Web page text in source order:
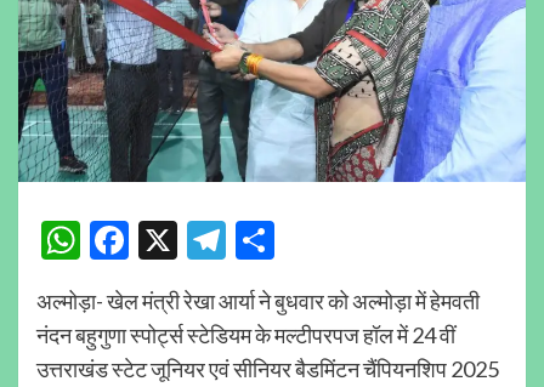
WhatsApp
Facebook
X Telegram
अल्मोड़ा- खेल मंत्री रेखा आर्या ने बुधवार को अल्मोड़ा में हेमवती
नंदन बहुगुणा स्पोर्ट्स स्टेडियम के मल्टीपरपज हॉल में 24 वीं
उत्तराखंड स्टेट जूनियर एवं सीनियर बैडमिंटन चैंपियनशिप 2025